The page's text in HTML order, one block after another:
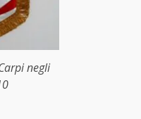
negli